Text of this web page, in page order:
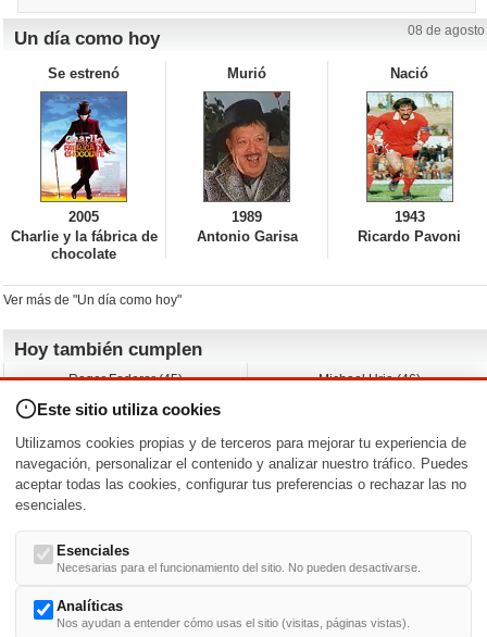
Un día como hoy 08 de agosto
Se estrenó
2005
Charlie y la fábrica de
chocolate
Murió
1989
Antonio Garisa
Nació
1943
Ricardo Pavoni
Ver más de "Un día como hoy"
Hoy también cumplen
Roger Federer (45)
Dustin Hoffman (89)
Martin Brest (75)
Adam Roarke (89)
Michael Urie (46)
Jimmy Jean-Louis (58)
Ken Baumann (37)
Nacimientos y estrenos en la fecha
DD/MM /
Este sitio utiliza cookies
Utilizamos cookies propias y de terceros para mejorar tu experiencia de
navegación, personalizar el contenido y analizar nuestro tráfico. Puedes
aceptar todas las cookies, configurar tus preferencias o rechazar las no
esenciales.
Esenciales
Necesarias para el funcionamiento del sitio. No pueden desactivarse.
Analíticas
Nos ayudan a entender cómo usas el sitio (visitas, páginas vistas).